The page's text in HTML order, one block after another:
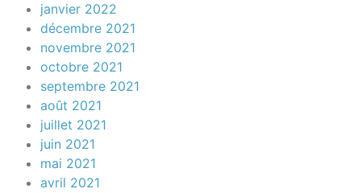
janvier 2022
décembre 2021
novembre 2021
octobre 2021
septembre 2021
août 2021
juillet 2021
juin 2021
mai 2021
avril 2021